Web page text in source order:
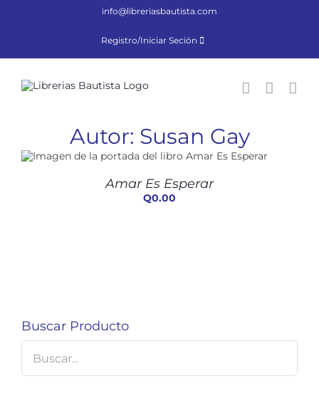
info@libreriasbautista.com
Registro/Iniciar Seción
Autor: Susan Gay
Amar Es Esperar
Q0.00
Buscar Producto